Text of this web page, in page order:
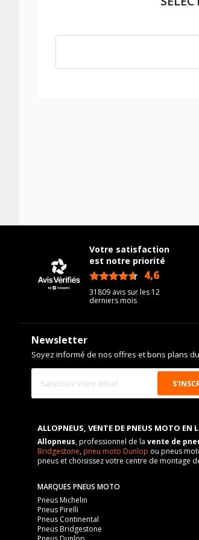
Votre satisfaction
est notre priorité
4,6
31809 avis sur les 12
derniers mois
Newsletter
Soyez informé de nos offres et bons plans
ALLOPNEUS, VENTE DE PNEUS MOTO EN
Allopneus, professionnel de la vente de
Bridgestone,pneu moto Dunlop ou pneus
pneus et choisissez votre centre de montage
MARQUES PNEUS MOTO
Pneus Michelin
Pneus Pirelli
Pneus Continental
Pneus Bridgestone